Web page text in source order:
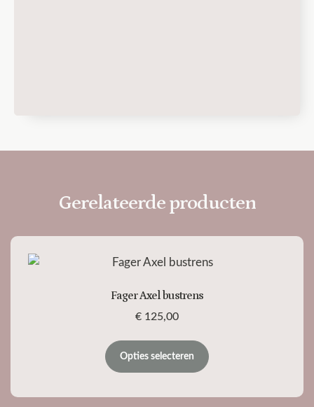
Gerelateerde producten
Fager Axel bustrens
€ 125,00
Opties selecteren